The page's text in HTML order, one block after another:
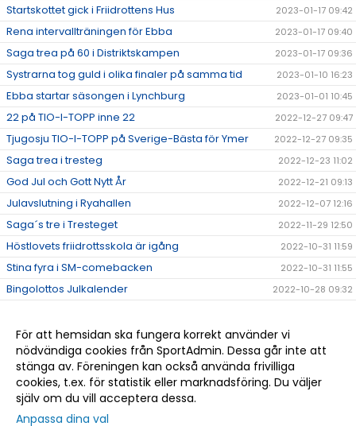
Startskottet gick i Friidrottens Hus 2023-01-17 09:42
Rena intervallträningen för Ebba 2023-01-17 09:40
Saga trea på 60 i Distriktskampen 2023-01-17 09:36
Systrarna tog guld i olika finaler på samma tid 2023-01-10 16:23
Ebba startar säsongen i Lynchburg 2023-01-01 10:45
22 på TIO-I-TOPP inne 22 2022-12-27 09:47
Tjugosju TIO-I-TOPP på Sverige-Bästa för Ymer 2022-12-27 09:35
Saga trea i tresteg 2022-12-23 11:02
God Jul och Gott Nytt År 2022-12-21 09:13
Julavslutning i Ryahallen 2022-12-07 12:16
Saga´s tre i Tresteget 2022-11-29 12:50
Höstlovets friidrottsskola är igång 2022-10-31 11:59
Stina fyra i SM-comebacken 2022-10-31 11:55
Bingolottos Julkalender 2022-10-28 09:32
Eric tog hem femman i Alingsås 2022-10-11 11:20
Det kom en skur... 2022-10-06 13:04
Tre GM-medaljer till Ymer 2022-09-20 09:35
För att hemsidan ska fungera korrekt använder vi
nödvändiga cookies från SportAdmin. Dessa går inte att
stänga av. Föreningen kan också använda frivilliga
cookies, t.ex. för statistik eller marknadsföring. Du väljer
själv om du vill acceptera dessa.
Anpassa dina val